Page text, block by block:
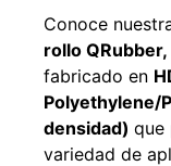
Conoce
rollo QRubber,
fabricado en
Polyethylene/
densidad) que
variedad de
densidad
Leer más